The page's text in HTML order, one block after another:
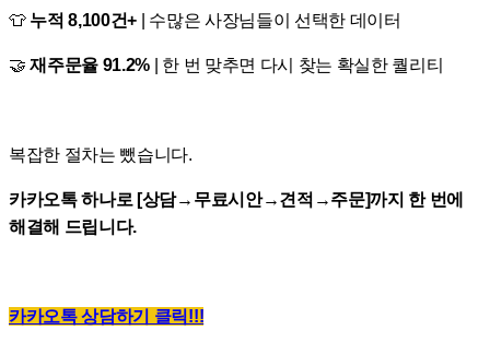
👕 누적 8,100건+ | 수많은 사장님들이 선택한 데이터
🤝재주문율 91.2% | 한 번 맞추면 다시 찾는 확실한 퀄리티
복잡한 절차는 뺐습니다.
카카오톡 하나로 [상담→무료시안→견적→주문]까지 한 번에
해결해 드립니다.
카카오톡 상담하기 클릭!!!